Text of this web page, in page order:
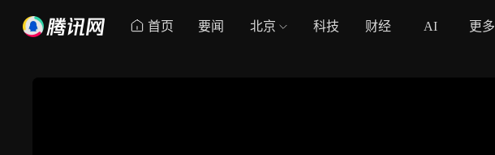
首页 要闻 北京 科技 财经 AI 更多